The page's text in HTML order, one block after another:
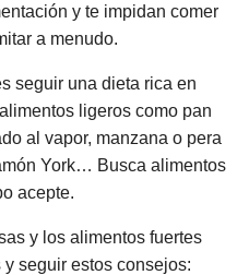
y te impidan comer
a menudo.
seguir una dieta rica en
ligeros como pan
al vapor, manzana o pera
York… Busca alimentos
acepte.
y los alimentos fuertes
seguir estos consejos: